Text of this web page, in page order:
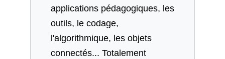
applications pédagogiques, les
outils, le codage,
l'algorithmique, les objets
connectés... Totalement